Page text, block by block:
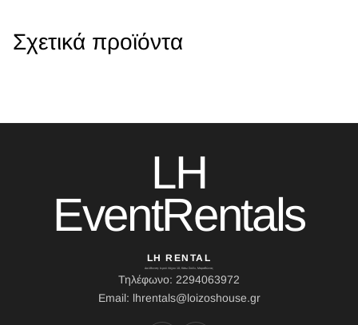
Σχετικά προϊόντα
LH
EventRentals
LH RENTAL
Διεύθυνση: Ιερού Λόχου 10, Κάτω Σούλι, Μαραθώνας
Τηλέφωνο: 2294063972
Email: lhrentals@loizoshouse.gr